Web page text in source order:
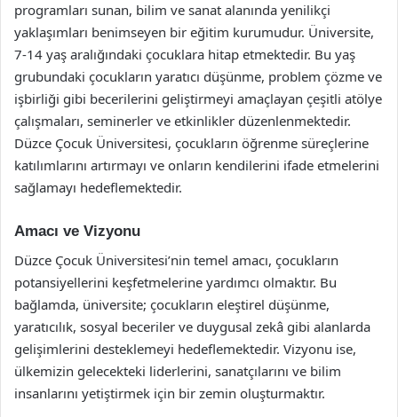
programları sunan, bilim ve sanat alanında yenilikçi
yaklaşımları benimseyen bir eğitim kurumudur. Üniversite,
7-14 yaş aralığındaki çocuklara hitap etmektedir. Bu yaş
grubundaki çocukların yaratıcı düşünme, problem çözme ve
işbirliği gibi becerilerini geliştirmeyi amaçlayan çeşitli atölye
çalışmaları, seminerler ve etkinlikler düzenlenmektedir.
Düzce Çocuk Üniversitesi, çocukların öğrenme süreçlerine
katılımlarını artırmayı ve onların kendilerini ifade etmelerini
sağlamayı hedeflemektedir.
Amacı ve Vizyonu
Düzce Çocuk Üniversitesi’nin temel amacı, çocukların
potansiyellerini keşfetmelerine yardımcı olmaktır. Bu
bağlamda, üniversite; çocukların eleştirel düşünme,
yaratıcılık, sosyal beceriler ve duygusal zekâ gibi alanlarda
gelişimlerini desteklemeyi hedeflemektedir. Vizyonu ise,
ülkemizin gelecekteki liderlerini, sanatçılarını ve bilim
insanlarını yetiştirmek için bir zemin oluşturmaktır.